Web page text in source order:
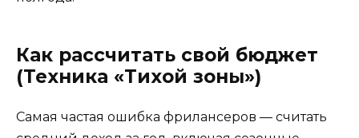
Как рассчитать свой бюджет
(Техника «Тихой зоны»)
Самая частая ошибка фрилансеров — считать